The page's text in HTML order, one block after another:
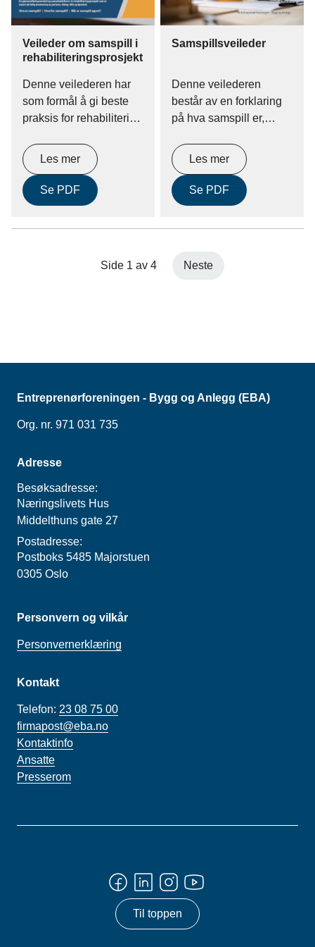
Veileder om samspill i
rehabiliteringsprosjekt
Denne veilederen har
som formål å gi beste
praksis for rehabilitering
samspill som
gjennomføringsmodell.
Veilederen omhandler
særtrekkene og
Les mer
Se PDF
Samspillsveileder
Denne veilederen
består av en forklaring
på hva samspill er,
hvorfor det kan være
fordelaktig og
utfordringene med
samspill. Veilederen er
samspill bør velges som
Les mer
Se PDF
Side 1 av 4 Neste
Entreprenørforeningen - Bygg og Anlegg (EBA)
Org. nr. 971 031 735
Adresse
Besøksadresse:
Næringslivets Hus
Middelthuns gate 27
Postadresse:
Postboks 5485 Majorstuen
0305 Oslo
Personvern og vilkår
Personvernerklæring
Kontakt
Telefon: 23 08 75 00
firmapost@eba.no
Kontaktinfo
Ansatte
Presserom
Til toppen